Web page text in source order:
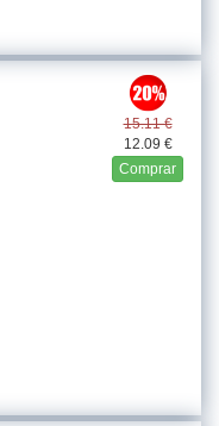
15.11 €
12.09 €
Comprar